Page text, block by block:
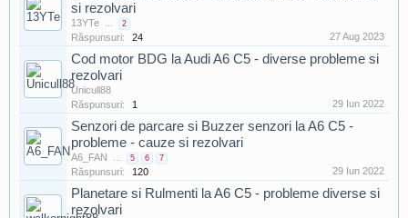
si rezolvari
13YTe ... 2
Răspunsuri: 24 27 Aug 2023
Cod motor BDG la Audi A6 C5 - diverse probleme si
rezolvari
Unicull88
Răspunsuri:
1 29 Iun 2022
Senzori de parcare si Buzzer senzori la A6 C5 -
probleme - cauze si rezolvari
A6_FAN ... 5 6 7
Răspunsuri: 120 29 Iun 2022
Planetare si Rulmenti la A6 C5 - probleme diverse si
rezolvari